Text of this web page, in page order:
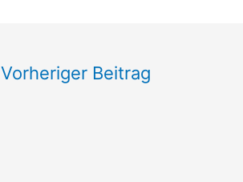
Vorheriger Beitrag